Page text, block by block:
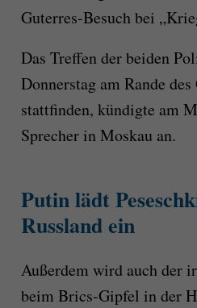
Guterres-Besuch bei
Das Treffen der beiden
Donnerstag am Rande
stattfinden, kündigte am
Sprecher in Moskau an.
Putin lädt
Russland ein
Außerdem wird auch der
beim Brics-Gipfel in der